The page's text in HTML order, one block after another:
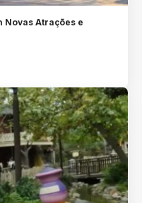
Novas Atrações e